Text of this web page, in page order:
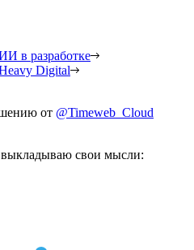
в разработке
Digital
от @Timeweb_Cloud
выкладываю свои мысли: